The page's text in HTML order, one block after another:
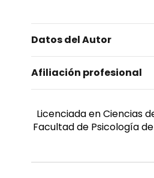
Datos del Autor
Afiliación profesional
Licenciada en Ciencias
Facultad de Psicología